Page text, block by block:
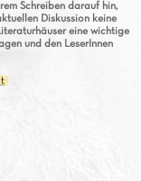
Schreiben darauf hin,
Diskussion keine
eine wichtige
und den LeserInnen